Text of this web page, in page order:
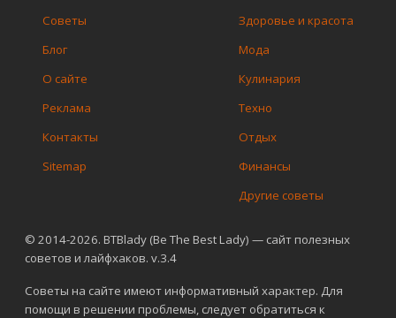
© 2014-2026. BTBlady (Be The Best Lady) — сайт полезных
советов и лайфхаков. v.3.4
Советы на сайте имеют информативный характер. Для
помощи в решении проблемы, следует обратиться к
Советы
Блог
О сайте
Реклама
Контакты
Sitemap
Здоровье и красота
Мода
Кулинария
Техно
Отдых
Финансы
Другие советы